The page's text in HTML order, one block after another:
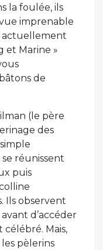
la foulée, ils
imprenable
actuellement
et Marine »
de
(le père
des
réunissent
puis
Ils observent
d’accéder
Mais,
pèlerins